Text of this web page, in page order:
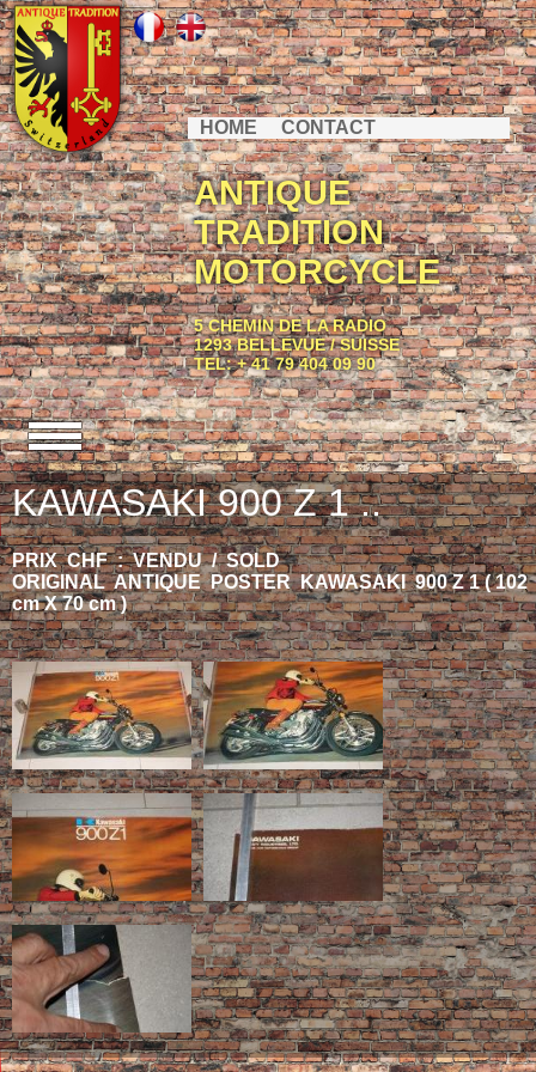
HOME CONTACT
ANTIQUE
TRADITION
MOTORCYCLE
5 CHEMIN DE LA RADIO
1293 BELLEVUE / SUISSE
TEL: + 41 79 404 09 90
KAWASAKI 900 Z 1 ..
PRIX CHF : VENDU / SOLD
ORIGINAL ANTIQUE POSTER KAWASAKI 900 Z 1 ( 102
cm X 70 cm )